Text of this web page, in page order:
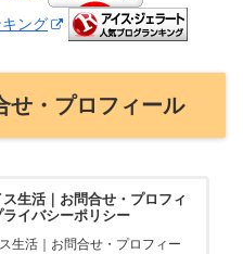
ング
せ・プロフィール
生活｜お問合せ・プロフィ
ライバシーポリシー
生活｜お問合せ・プロフィー